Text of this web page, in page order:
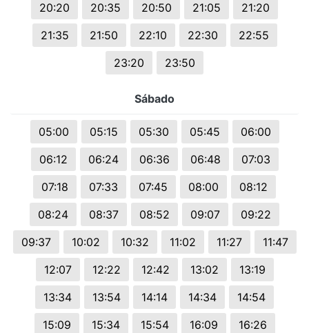
20:20
20:35 20:50 21:05
21:20
21:35
21:50 22:10 22:30
22:55
23:20
23:50
Sábado
05:00 05:15 05:30 05:45
06:00
06:12
06:24 06:36 06:48
07:03
07:18
07:33 07:45 08:00
08:12
08:24
08:37 08:52 09:07
09:22
09:37
10:02 10:32 11:02 11:27
11:47
12:07
12:22 12:42 13:02
13:19
13:34
13:54 14:14 14:34
14:54
15:09
15:34 15:54 16:09
16:26